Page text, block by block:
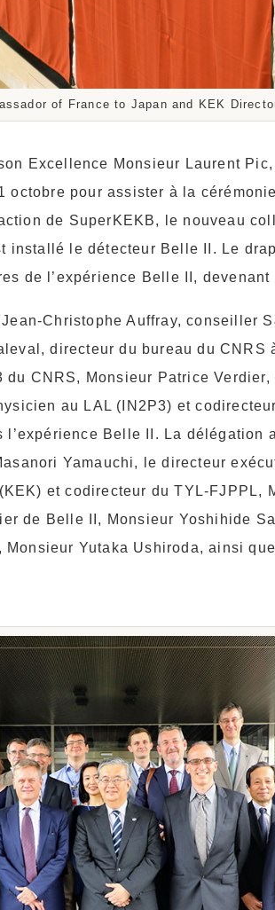
of France to Japan and KEK
Excellence Monsieur Laurent
octobre pour assister à la
de SuperKEKB, le nouveau
installé le détecteur Belle II. Le
de l’expérience Belle II,
Christophe Auffray, conseiller
directeur du bureau du CNRS
du CNRS, Monsieur Patrice
au LAL (IN2P3) et
l’expérience Belle II. La délégation
Yamauchi, le directeur
et codirecteur du TYL-FJPPL,
de Belle II, Monsieur Yoshihide
Yutaka Ushiroda, ainsi